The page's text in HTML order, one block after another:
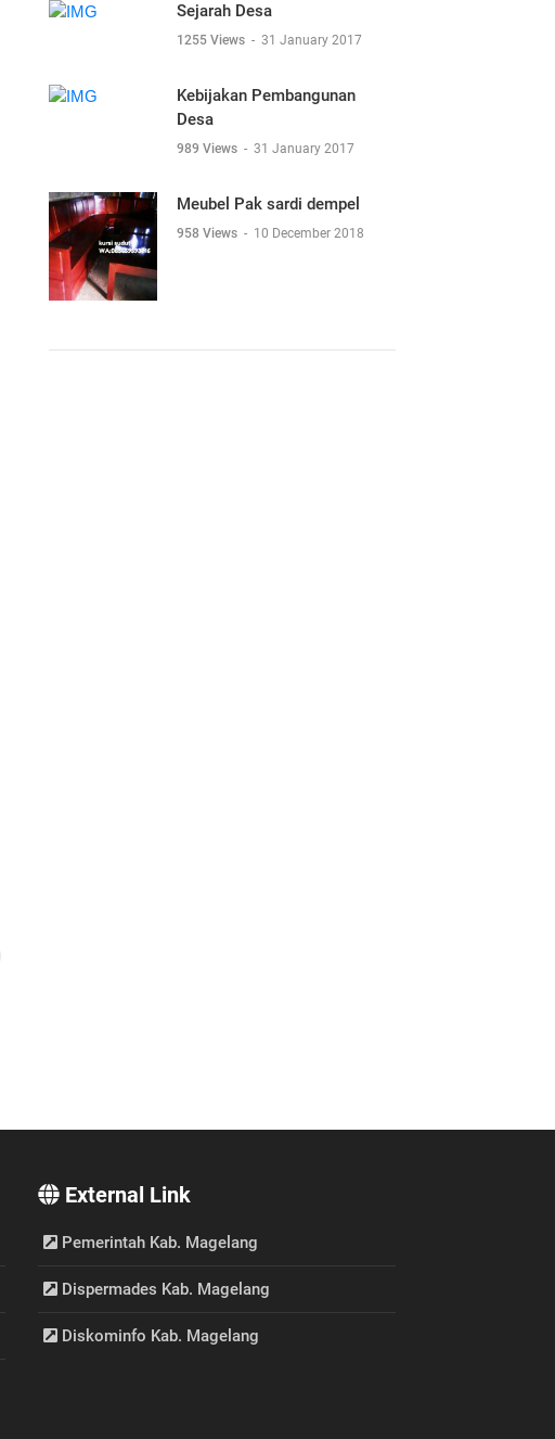
Sejarah Desa
1255 Views - 31 January 2017
Kebijakan Pembangunan
Desa
989 Views - 31 January 2017
Meubel Pak sardi dempel
958 Views - 10 December 2018
External Link
Pemerintah Kab. Magelang
Dispermades Kab. Magelang
Diskominfo Kab. Magelang